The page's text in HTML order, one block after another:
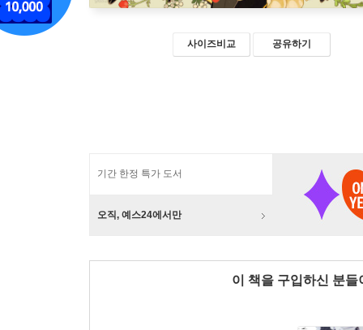
사이즈비교 공유하기
기간 한정 특가 도서
오직, 예스24에서만
이 책을 구입하신 분